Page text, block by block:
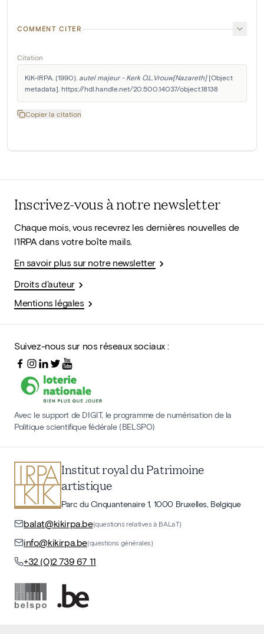
COMMENT CITER
Citation
KIK-IRPA. (1990). autel majeur - Kerk O.L.Vrouw[Nazareth] [Object
metadata]. https://hdl.handle.net/20.500.14037/object.18138
Copier la citation
Inscrivez-vous à notre newsletter
Chaque mois, vous recevrez les dernières nouvelles de
l'IRPA dans votre boîte mails.
En savoir plus sur notre newsletter
Droits d'auteur
Mentions légales
Suivez-nous sur nos réseaux sociaux :
Avec le support de DIGIT, le programme de numérisation de la
Politique scientifique fédérale (BELSPO)
Institut royal du Patrimoine
artistique
Parc du Cinquantenaire 1, 1000 Bruxelles, Belgique
balat@kikirpa.be(questions relatives à BALaT)
info@kikirpa.be(questions générales)
+32 (0)2 739 67 11